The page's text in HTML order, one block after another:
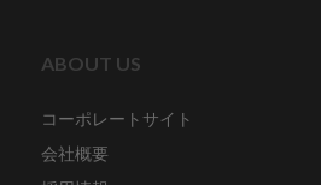
ABOUT US
コーポレートサイト
会社概要